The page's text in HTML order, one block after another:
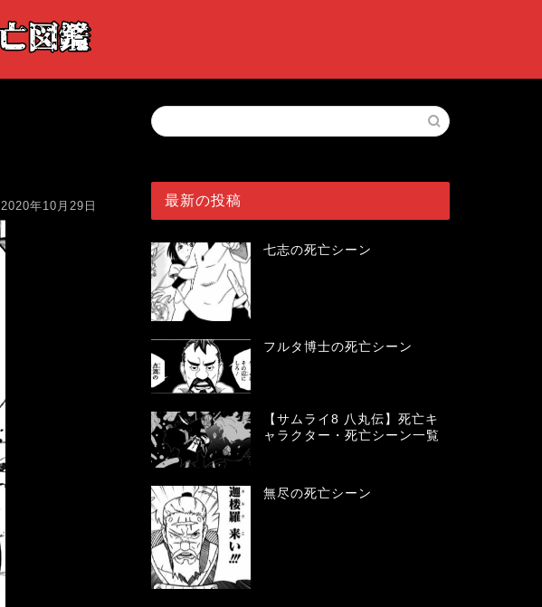
2020年10月29日 最新の投稿
七志の死亡シーン
フルタ博士の死亡シーン
【サムライ8 八丸伝】死亡キ
ャラクター・死亡シーン一覧
無尽の死亡シーン